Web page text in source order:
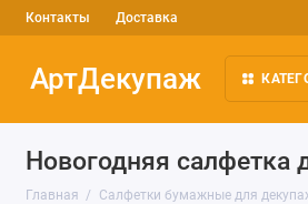
Контакты Доставка
АртДекупаж
Новогодняя
Главная Салфетки бумажные для